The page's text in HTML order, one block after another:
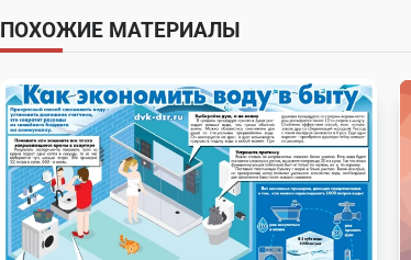
subtitle
screen-
reader-
text">Page</span>
ПОХОЖИЕ МАТЕРИАЛЫ